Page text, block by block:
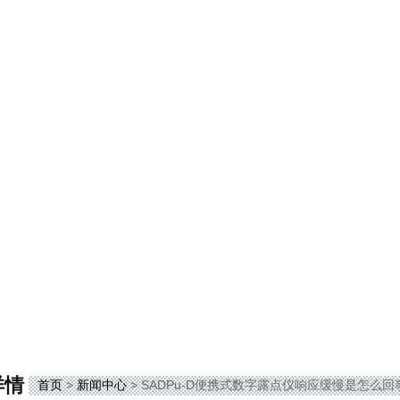
情 首页>新闻中心> SADPu-D便携式数字露点仪响应缓慢是怎么回